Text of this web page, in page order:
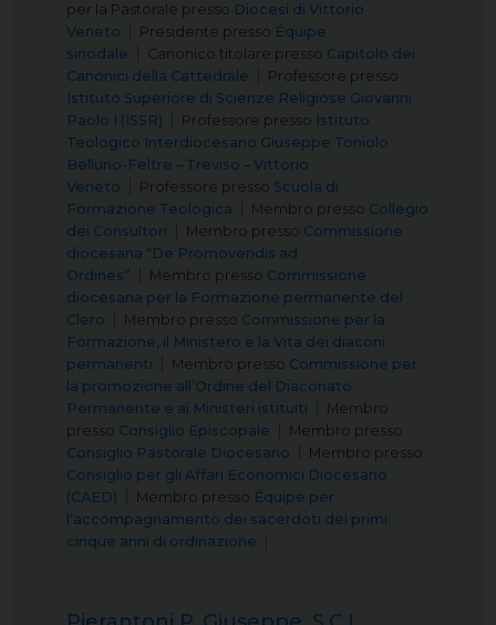
per la Pastorale presso Diocesi di Vittorio
Veneto
Presidente presso Équipe
sinodale
Canonico titolare presso Capitolo dei
Canonici della Cattedrale
Professore presso
Istituto Superiore di Scienze Religiose Giovanni
Paolo I (ISSR)
Professore presso Istituto
Teologico Interdiocesano Giuseppe Toniolo
Belluno-Feltre – Treviso – Vittorio
Veneto
Professore presso Scuola di
Formazione Teologica
Membro presso Collegio
dei Consultori
Membro presso Commissione
diocesana “De Promovendis ad
Ordines”
Membro presso Commissione
diocesana per la Formazione permanente del
Clero
Membro presso Commissione per la
Formazione, il Ministero e la Vita dei diaconi
permanenti
Membro presso Commissione per
la promozione all’Ordine del Diaconato
Permanente e ai Ministeri istituiti
Membro
presso Consiglio Episcopale Membro presso
Consiglio Pastorale Diocesano
Membro presso
Consiglio per gli Affari Economici Diocesano
(CAED)
Membro presso Équipe per
l’accompagnamento dei sacerdoti dei primi
cinque anni di ordinazione